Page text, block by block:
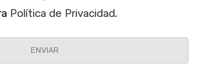
Política de Privacidad.